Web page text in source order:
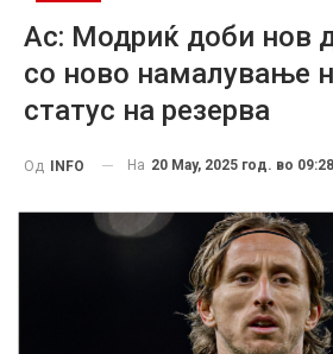
Ас: Модриќ доби нов
со ново намалување
статус на резерва
Од INFO На 20 May, 2025 год. во